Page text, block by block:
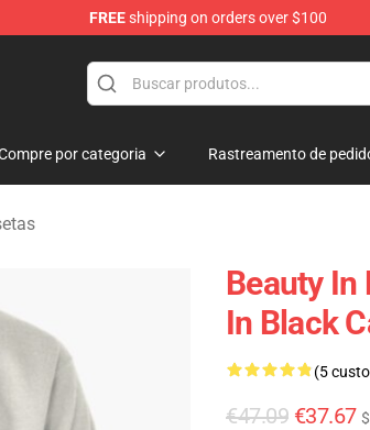
FREEshipping on orders over $100
por categoria Rastreamento de
Beauty In
In Black
(5
€47.09 €37.67